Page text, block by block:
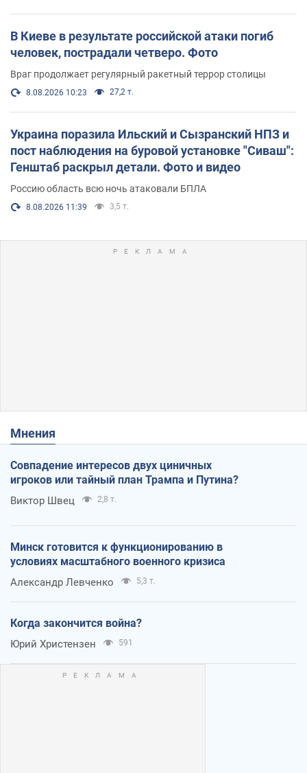
В Киеве в результате российской атаки погиб
человек, пострадали четверо. Фото
Враг продолжает регулярный ракетный террор столицы
8.08.2026 10:23 27,2 т.
Украина поразила Ильский и Сызранский НПЗ и
пост наблюдения на буровой установке "Сиваш":
Генштаб раскрыл детали. Фото и видео
Россию область всю ночь атаковали БПЛА
8.08.2026 11:39 3,5 т.
Мнения
Совпадение интересов двух циничных
игроков или тайный план Трампа и Путина?
Виктор Швец 2,8 т.
Минск готовится к функционированию в
условиях масштабного военного кризиса
Александр Левченко 5,3 т.
Когда закончится война?
Юрий Христензен 591